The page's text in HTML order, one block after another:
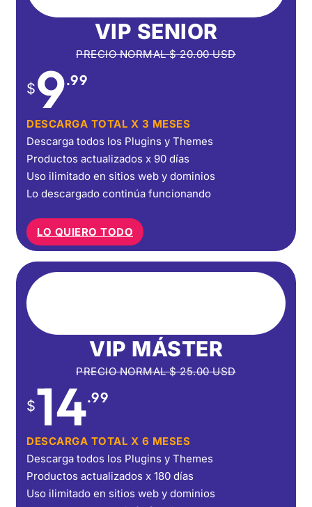
VIP SENIOR
PRECIO NORMAL$20.00USD
$9.99
DESCARGA TOTAL X 3 MESES
Descarga todos los Plugins y Themes
Productos actualizados x 90 días
Uso ilimitado en sitios web y dominios
Lo descargado continúa funcionando
LO QUIERO TODO
VIP MÁSTER
PRECIO NORMAL$25.00USD
$14.99
DESCARGA TOTAL X 6 MESES
Descarga todos los Plugins y Themes
Productos actualizados x 180 días
Uso ilimitado en sitios web y dominios